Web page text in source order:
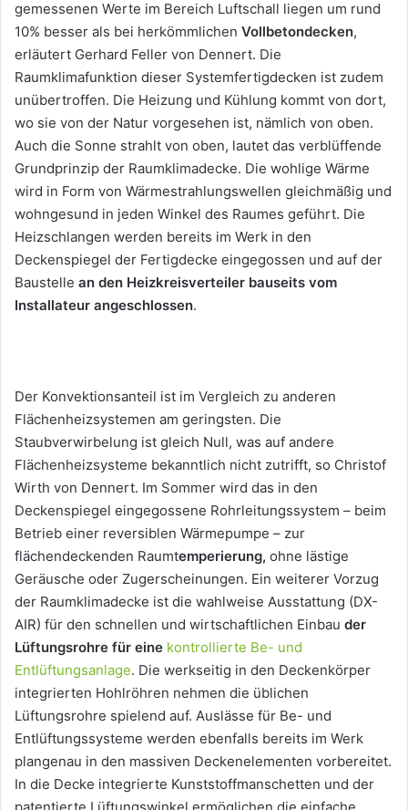
gemessenen Werte im Bereich Luftschall liegen um rund
10% besser als bei herkömmlichen Vollbetondecken,
erläutert Gerhard Feller von Dennert. Die
Raumklimafunktion dieser Systemfertigdecken ist zudem
unübertroffen. Die Heizung und Kühlung kommt von dort,
wo sie von der Natur vorgesehen ist, nämlich von oben.
Auch die Sonne strahlt von oben, lautet das verblüffende
Grundprinzip der Raumklimadecke. Die wohlige Wärme
wird in Form von Wärmestrahlungswellen gleichmäßig und
wohngesund in jeden Winkel des Raumes geführt. Die
Heizschlangen werden bereits im Werk in den
Deckenspiegel der Fertigdecke eingegossen und auf der
Baustelle an den Heizkreisverteiler bauseits vom
Installateur angeschlossen.
Der Konvektionsanteil ist im Vergleich zu anderen
Flächenheizsystemen am geringsten. Die
Staubverwirbelung ist gleich Null, was auf andere
Flächenheizsysteme bekanntlich nicht zutrifft, so Christof
Wirth von Dennert. Im Sommer wird das in den
Deckenspiegel eingegossene Rohrleitungssystem – beim
Betrieb einer reversiblen Wärmepumpe – zur
flächendeckenden Raumtemperierung, ohne lästige
Geräusche oder Zugerscheinungen. Ein weiterer Vorzug
der Raumklimadecke ist die wahlweise Ausstattung (DX-
AIR) für den schnellen und wirtschaftlichen Einbau der
Lüftungsrohre für eine kontrollierte Be- und
Entlüftungsanlage. Die werkseitig in den Deckenkörper
integrierten Hohlröhren nehmen die üblichen
Lüftungsrohre spielend auf. Auslässe für Be- und
Entlüftungssysteme werden ebenfalls bereits im Werk
plangenau in den massiven Deckenelementen vorbereitet.
In die Decke integrierte Kunststoffmanschetten und der